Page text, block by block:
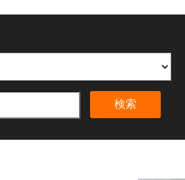
検索